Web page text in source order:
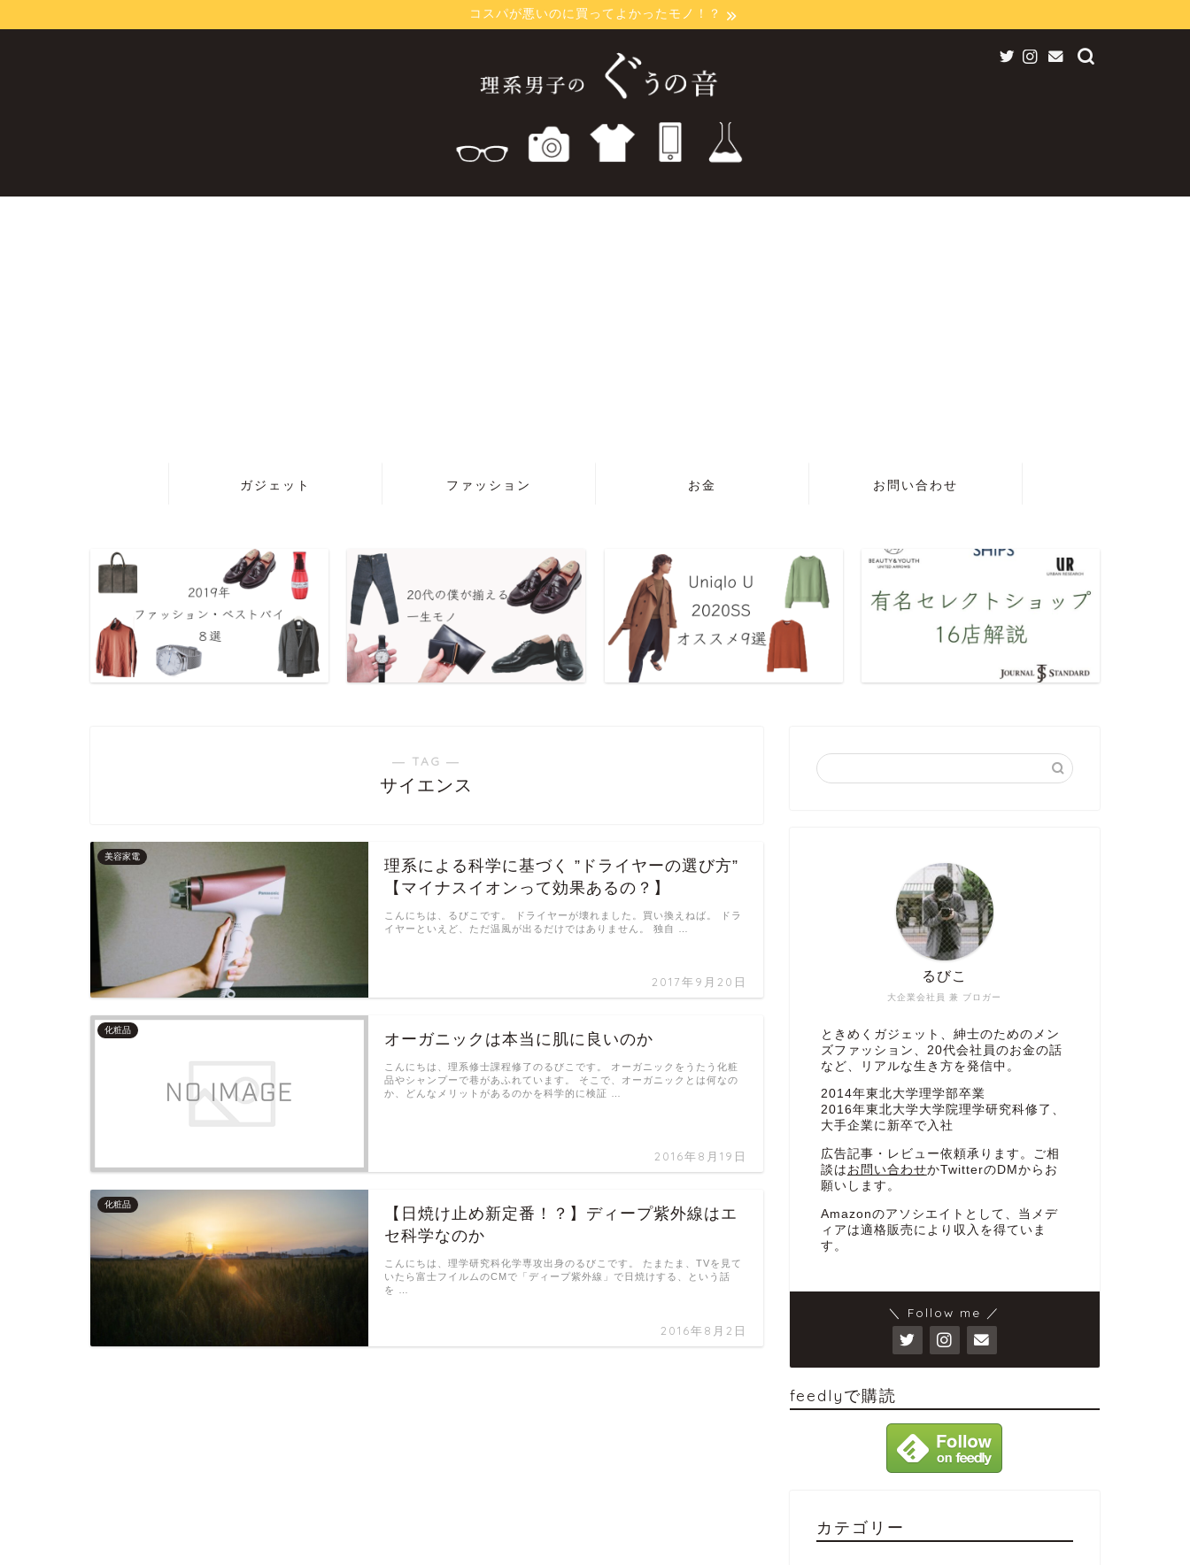
コスパが悪いのに買ってよかったモノ！？
ガジェット ファッション お金 お問い合わせ
― TAG ―
サイエンス
美容家電
理系による科学に基づく ”ドライヤーの選び方”
【マイナスイオンって効果あるの？】
2017年9月20日
こんにちは、るびこです。 ドライヤーが壊れました。買い換えねば。 ドラ
イヤーといえど、ただ温風が出るだけではありません。 独自 …
化粧品
オーガニックは本当に肌に良いのか
2016年8月19日
こんにちは、理系修士課程修了のるびこです。 オーガニックをうたう化粧
品やシャンプーで巷があふれています。 そこで、オーガニックとは何なの
か、どんなメリットがあるのかを科学的に検証 …
化粧品
【日焼け止め新定番！？】ディープ紫外線はエ
セ科学なのか
2016年8月2日
こんにちは、理学研究科化学専攻出身のるびこです。 たまたま、TVを見て
いたら富士フイルムのCMで「ディープ紫外線」で日焼けする、という話
を …
大企業会社員 兼 ブロガー
るびこ
ときめくガジェット、紳士のためのメン
ズファッション、20代会社員のお金の話
など、リアルな生き方を発信中。
2014年東北大学理学部卒業
2016年東北大学大学院理学研究科修了、
大手企業に新卒で入社
広告記事・レビュー依頼承ります。ご相
談は お問い合わせかTwitterのDMからお
願いします。
Amazonのアソシエイトとして、当メデ
ィアは適格販売により収入を得ていま
す。
＼ Follow me ／
feedlyで購読
カテゴリー